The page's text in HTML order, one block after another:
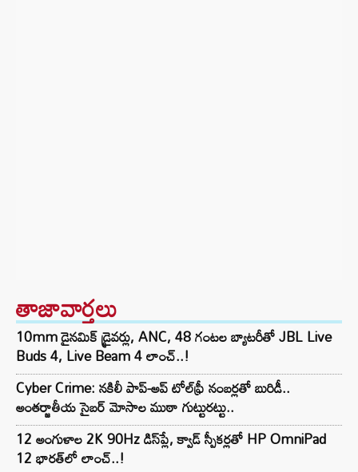
తాజావార్తలు
10mm డైనమిక్ డ్రైవర్లు, ANC, 48 గంటల బ్యాటరీతో JBL Live
Buds 4, Live Beam 4 లాంచ్..!
Cyber Crime: నకిలీ పాప్-అప్ టోల్‌ఫ్రీ నంబర్లతో బురిడీ..
అంతర్జాతీయ సైబర్ మోసాల ముఠా గుట్టురట్టు..
12 అంగుళాల 2K 90Hz డిస్‌ప్లే, క్వాడ్ స్పీకర్లతో HP OmniPad
12 భారత్‌లో లాంచ్..!